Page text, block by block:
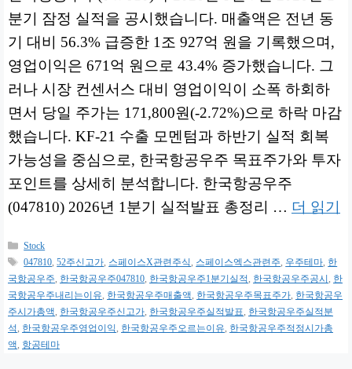
분기 잠정 실적을 공시했습니다. 매출액은 전년 동
기 대비 56.3% 급증한 1조 927억 원을 기록했으며,
영업이익은 671억 원으로 43.4% 증가했습니다. 그
러나 시장 컨센서스 대비 영업이익이 소폭 하회하
면서 당일 주가는 171,800원(-2.72%)으로 하락 마감
했습니다. KF-21 수출 모멘텀과 하반기 실적 회복
가능성을 중심으로, 한국항공우주 목표주가와 투자
포인트를 상세히 분석합니다. 한국항공우주
(047810) 2026년 1분기 실적발표 총정리 … 더 읽기
카
테
고
리
Stock
태
그
047810,52주신고가, 스페이스X관련주식, 스페이스엑스관련주, 우주테마, 한
국항공우주, 한국항공우주047810, 한국항공우주1분기실적, 한국항공우주공시 , 한
국항공우주내리는이유, 한국항공우주매출액, 한국항공우주목표주가, 한국항공우
주시가총액, 한국항공우주신고가, 한국항공우주실적발표, 한국항공우주실적분
석, 한국항공우주영업이익, 한국항공우주오르는이유, 한국항공우주적정시가총
액, 항공테마